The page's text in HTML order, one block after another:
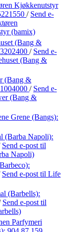
Kjøkkenutstyr
/ Send e-
(bamix)
(Bang &
/ Send e-
(Bang &
(Bang &
/ Send e-
(Bang &
Grene (Bangs):
(Barba Napoli):
Send e-post til
Napoli)
Send e-post til Life
(Barbells):
Send e-post til
Parfymeri